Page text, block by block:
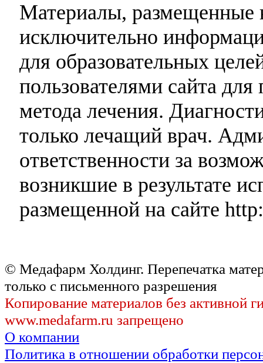
Материалы, размещенные
исключительно
для образовательных
пользователями сайта
метода лечения.
только лечащий врач.
ответственности за
возникшие в результате
размещенной на сайте
© Медафарм Холдинг. Перепечатка
только с письменного разрешения
Копирование материалов без активной
www.medafarm.ru запрещено
О компании
Политика в отношении обработки